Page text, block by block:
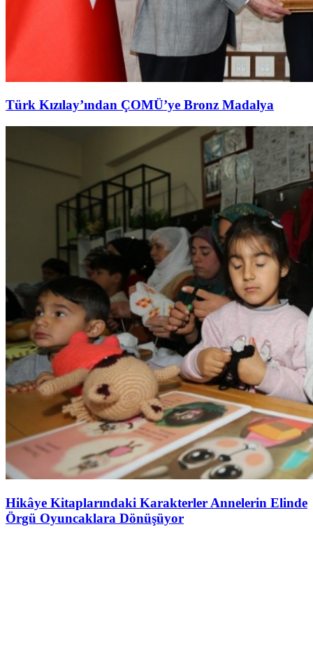
Türk Kızılay’ından ÇOMÜ’ye Bronz Madalya
Hikâye Kitaplarındaki Karakterler Annelerin Elinde
Örgü Oyuncaklara Dönüşüyor